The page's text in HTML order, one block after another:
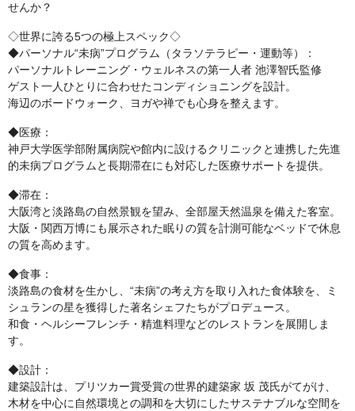
せんか？
◇世界に誇る5つの極上スペック◇
◆パーソナル“未病”プログラム（タラソテラピー・運動等）：
パーソナルトレーニング・ウェルネスの第一人者 池澤智氏監修
ゲスト一人ひとりに合わせたコンディショニングを設計。
海辺のボードウォーク、ヨガや禅でも心身を整えます。
◆医療：
神戸大学医学部附属病院や館内に設けるクリニックと連携した先進
的未病プログラムと長期滞在にも対応した医療サポートを提供。
◆滞在：
大阪湾と淡路島の自然景観を望み、全部屋天然温泉を備えた客室。
大阪・関西万博にも展示された眠りの質を計測可能なベッドで休息
の質を高めます。
◆食事：
淡路島の食材を生かし、“未病”の考え方を取り入れた食体験を、ミ
シュランの星を獲得した著名シェフたちがプロデュース。
和食・ヘルシーフレンチ・精進料理などのレストランを展開しま
す。
◆設計：
建築設計は、プリツカー賞受賞の世界的建築家 坂 茂氏がてがけ、
木材を中心に自然環境との調和を大切にしたサステナブルな空間を